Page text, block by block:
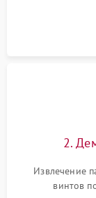
проверка
клиента о
2.
Извлечение
винтов